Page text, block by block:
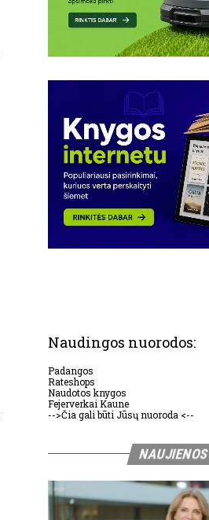
Naudingos nuorodos:
Padangos
Rateshops
Naudotos knygos
Fejerverkai Kaune
-->Čia gali būti Jūsų nuoroda <--
NAUJIENOS